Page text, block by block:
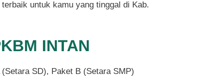
untuk kamu yang tinggal di Kab.
INTAN
SD), Paket B (Setara SMP)